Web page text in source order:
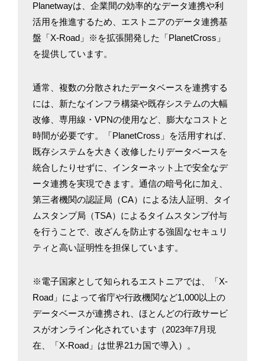
Planetwayは、企業間の効率的なデータ連携や利
活用を推進するため、エストニアのデータ連携基
盤「X-Road」※を拡張開発した「PlanetCross」
を提供しています。
通常、複数の分散されたデータベースを連携する
には、新たなインフラ構築や既存システムの大幅
改修、専用線・VPNの使用など、膨大なコストと
時間が必要です。「PlanetCross」を活用すれば、
既存システムを大きく改修したりデータベースを
統合したりせずに、インターネット上で安全なデ
ータ連携を実現できます。通信の暗号化に加え、
第三者機関の認証局（CA）による法人証明、タイ
ムスタンプ局（TSA）によるタイムスタンプ付与
を行うことで、改ざんを防止する強固なセキュリ
ティと高い証明性を担保しています。
※電子国家として知られるエストニアでは、「X-
Road」によって省庁や行政機関など1,000以上の
データベースが連携され、ほとんどの行政サービ
スがオンライン化されています（2023年7月現
在、「X-Road」は世界21カ国で導入）。